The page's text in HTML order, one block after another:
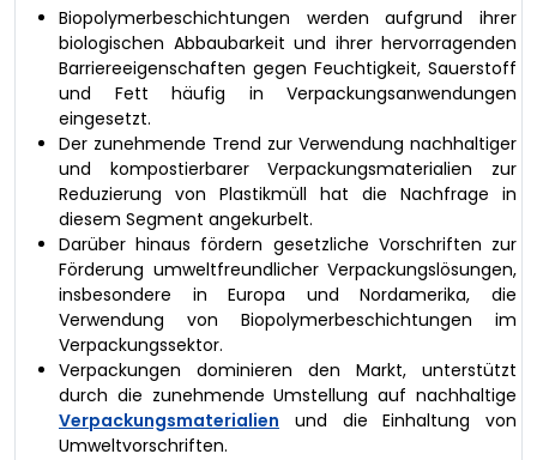
Biopolymerbeschichtungen werden aufgrund ihrer
biologischen Abbaubarkeit und ihrer hervorragenden
Barriereeigenschaften gegen Feuchtigkeit, Sauerstoff
und Fett häufig in Verpackungsanwendungen
eingesetzt.
Der zunehmende Trend zur Verwendung nachhaltiger
und kompostierbarer Verpackungsmaterialien zur
Reduzierung von Plastikmüll hat die Nachfrage in
diesem Segment angekurbelt.
Darüber hinaus fördern gesetzliche Vorschriften zur
Förderung umweltfreundlicher Verpackungslösungen,
insbesondere in Europa und Nordamerika, die
Verwendung von Biopolymerbeschichtungen im
Verpackungssektor.
Verpackungen dominieren den Markt, unterstützt
durch die zunehmende Umstellung auf nachhaltige
Verpackungsmaterialien und die Einhaltung von
Umweltvorschriften.